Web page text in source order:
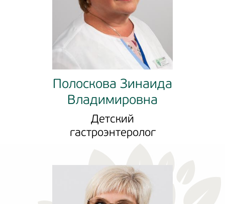
Полоскова Зинаида
Владимировна
Детский
гастроэнтеролог